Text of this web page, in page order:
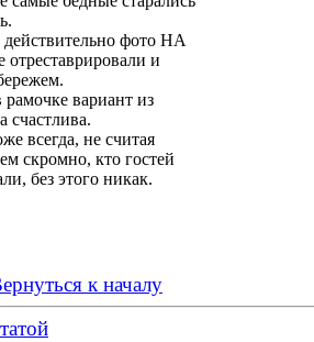
действительно фото НА
и
вариант из
счастлива.
всегда, не считая
скромно, кто гостей
без этого никак.
к началу